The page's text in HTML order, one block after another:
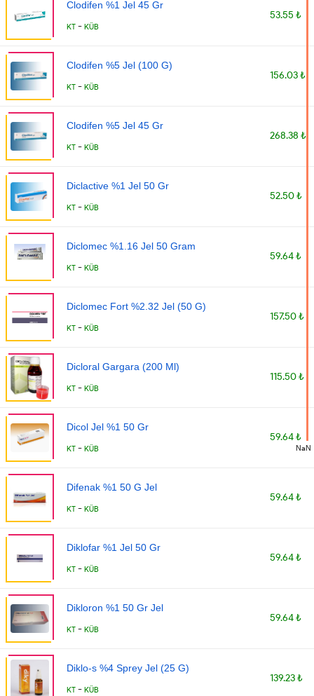
Clodifen %1 Jel 45 Gr
KT - KÜB
53.55 ₺
Clodifen %5 Jel (100 G)
KT - KÜB
156.03 ₺
Clodifen %5 Jel 45 Gr
KT - KÜB
268.38 ₺
Diclactive %1 Jel 50 Gr
KT - KÜB
52.50 ₺
Diclomec %1.16 Jel 50 Gram
KT - KÜB
59.64 ₺
Diclomec Fort %2.32 Jel (50 G)
KT - KÜB
157.50 ₺
Dicloral Gargara (200 Ml)
KT - KÜB
115.50 ₺
Dicol Jel %1 50 Gr
KT - KÜB
59.64 ₺
Difenak %1 50 G Jel
KT - KÜB
59.64 ₺
Diklofar %1 Jel 50 Gr
KT - KÜB
59.64 ₺
Dikloron %1 50 Gr Jel
KT - KÜB
59.64 ₺
Diklo-s %4 Sprey Jel (25 G)
KT - KÜB
139.23 ₺
NaN